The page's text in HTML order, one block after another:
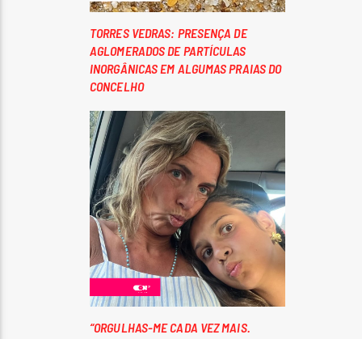
TORRES VEDRAS: PRESENÇA DE
AGLOMERADOS DE PARTÍCULAS
INORGÂNICAS EM ALGUMAS PRAIAS DO
CONCELHO
“ORGULHAS-ME CADA VEZ MAIS.